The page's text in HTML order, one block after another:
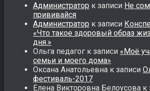
Администратор к записи Не
прививайся
Администратор к записи
«Что такое здоровый образ
дня.»
Ольга педагог к записи «Моё
семьи и моего дома»
Оксана Анатольевна к записи
фестиваль-2017
Елена Викторовна Белоусова к